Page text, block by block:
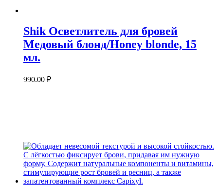
Shik Осветлитель для бровей
Медовый блонд/Honey blonde, 15
мл.
990.00 ₽